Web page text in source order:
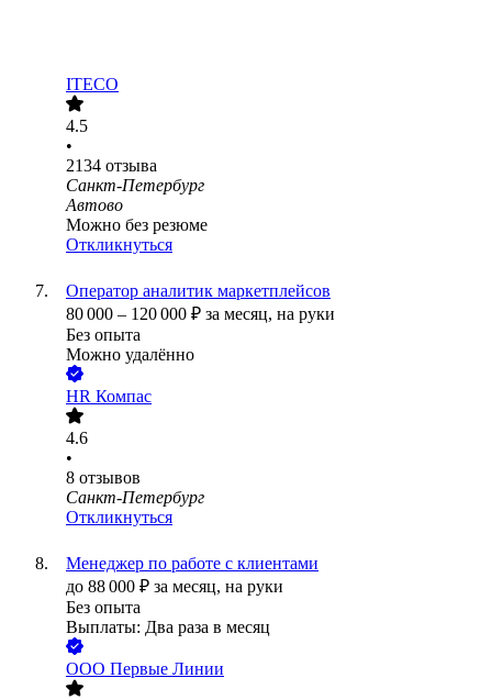
ITECO
4.5
•
2134 отзыва
Санкт-Петербург
Автово
Можно без резюме
Откликнуться
Оператор аналитик маркетплейсов
80 000 – 120 000 ₽ за месяц, на руки
Без опыта
Можно удалённо
HR Компас
4.6
•
8 отзывов
Санкт-Петербург
Откликнуться
Менеджер по работе с клиентами
до 88 000 ₽ за месяц, на руки
Без опыта
Выплаты: Два раза в месяц
ООО Первые Линии